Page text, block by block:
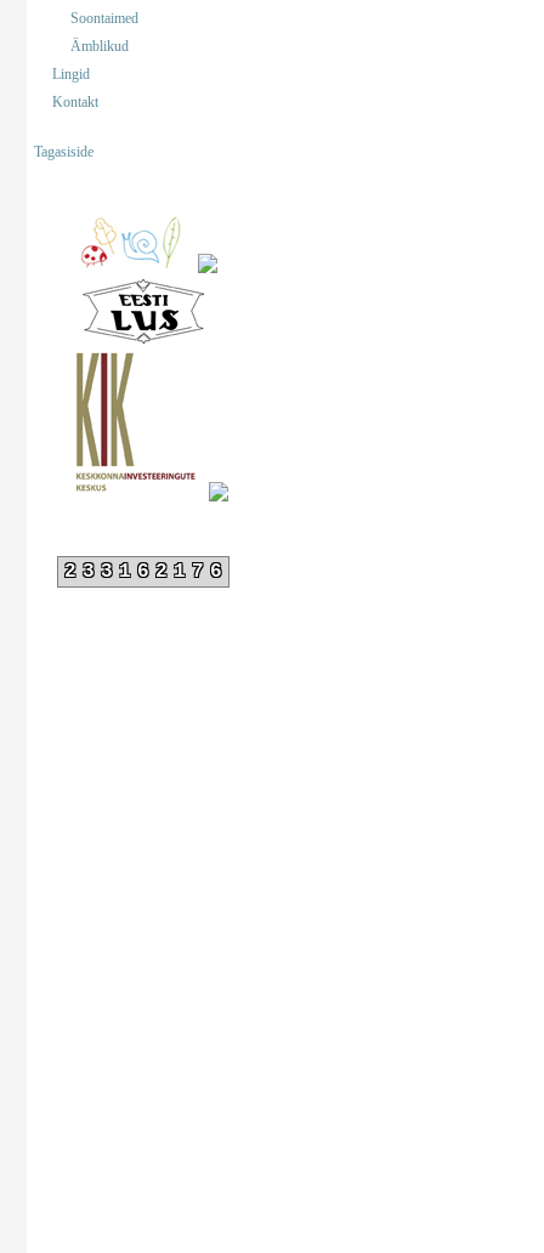
Soontaimed
Ämblikud
Lingid
Kontakt
Tagasiside
233162176